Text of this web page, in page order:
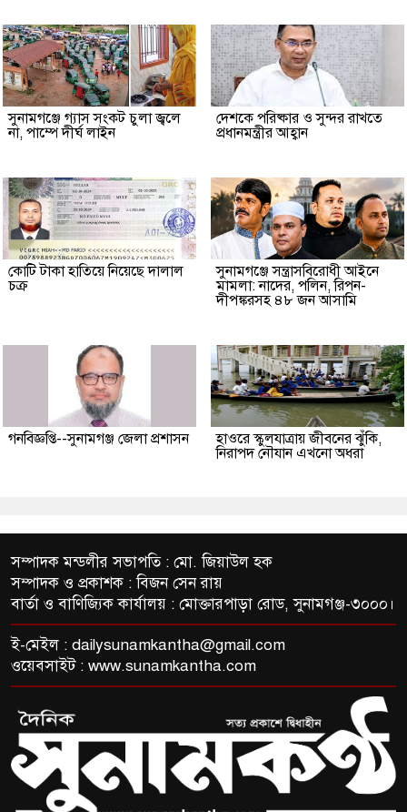
সুনামগঞ্জে গ্যাস সংকট চুলা জ্বলে
না, পাম্পে দীর্ঘ লাইন
দেশকে পরিষ্কার ও সুন্দর রাখতে
প্রধানমন্ত্রীর আহ্বান
কোটি টাকা হাতিয়ে নিয়েছে দালাল
চক্র
‎সুনামগঞ্জে সন্ত্রাসবিরোধী আইনে
মামলা: নাদের, পলিন, রিপন-
দীপঙ্করসহ ৪৮ জন আসামি
গনবিজ্ঞপ্তি--সুনামগঞ্জ জেলা প্রশাসন
হাওরে স্কুলযাত্রায় জীবনের ঝুঁকি,
নিরাপদ নৌযান এখনো অধরা
সম্পাদক মন্ডলীর সভাপতি : মো. জিয়াউল হক
সম্পাদক ও প্রকাশক : বিজন সেন রায়
বার্তা ও বাণিজ্যিক কার্যালয় : মোক্তারপাড়া রোড, সুনামগঞ্জ-৩০০০।
ই-মেইল : dailysunamkantha@gmail.com
ওয়েবসাইট : www.sunamkantha.com